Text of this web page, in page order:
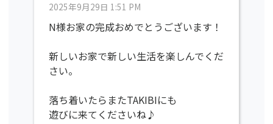
2025年9月29日 1:51 PM
N様お家の完成おめでとうございます！
新しいお家で新しい生活を楽しんでくだ
さい。
落ち着いたらまたTAKIBIにも
遊びに来てくださいね♪